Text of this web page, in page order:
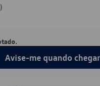
Avise-me quando